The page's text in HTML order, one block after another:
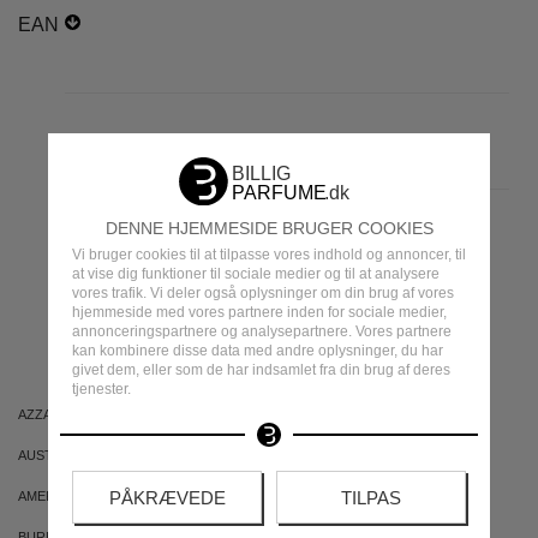
DENNE HJEMMESIDE BRUGER COOKIES
Vi bruger cookies til at tilpasse vores indhold og annoncer, til
at vise dig funktioner til sociale medier og til at analysere
vores trafik. Vi deler også oplysninger om din brug af vores
hjemmeside med vores partnere inden for sociale medier,
annonceringspartnere og analysepartnere. Vores partnere
kan kombinere disse data med andre oplysninger, du har
givet dem, eller som de har indsamlet fra din brug af deres
tjenester.
PÅKRÆVEDE TILPAS
EAN
MEST POPULÆRE
MÆRKER
AZZARO
AUSTRALIAN GOLD
AMERICAN CREW